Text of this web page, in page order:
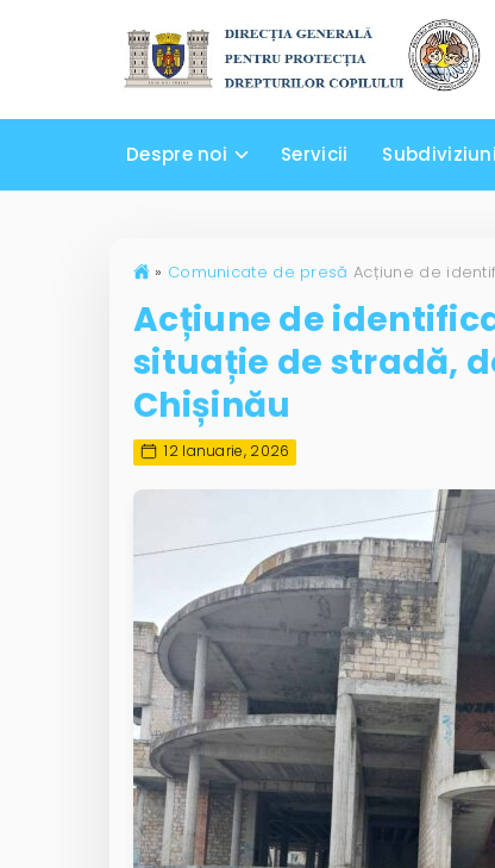
Despre noi Servicii Subdiviziuni
» Comunicate de presă
Acțiune de
situație de stradă,
Chișinău
12 Ianuarie, 2026